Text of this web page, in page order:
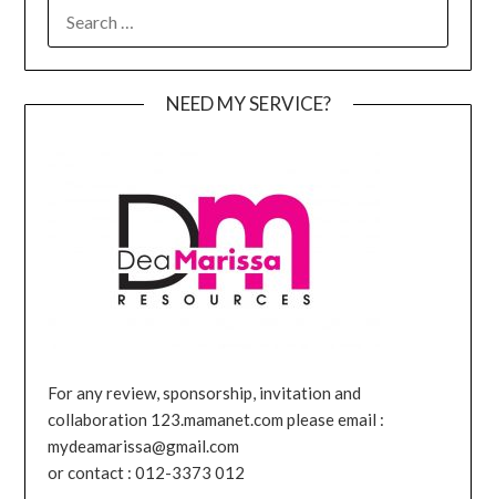
FOR:
NEED MY SERVICE?
For any review, sponsorship, invitation and
collaboration 123.mamanet.com please email :
mydeamarissa@gmail.com
or contact : 012-3373 012